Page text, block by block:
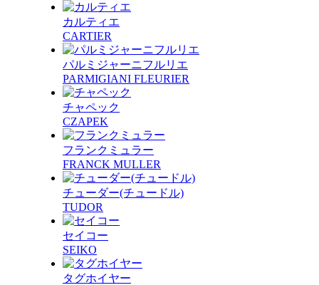
カルティエ
CARTIER
パルミジャーニフルリエ
PARMIGIANI FLEURIER
チャペック
CZAPEK
フランクミュラー
FRANCK MULLER
チューダー(チュードル)
TUDOR
セイコー
SEIKO
タグホイヤー